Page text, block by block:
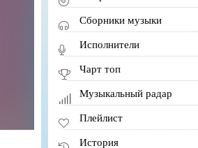
Сборники музыки
Исполнители
Чарт топ
Музыкальный радар
Плейлист
История